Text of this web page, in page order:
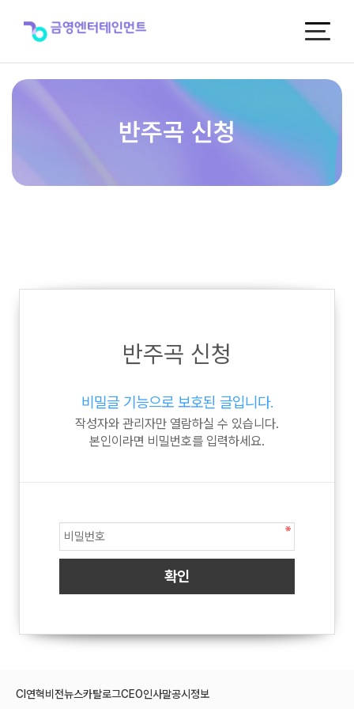
반주곡 신청
반주곡 신청
비밀글 기능으로 보호된 글입니다.
작성자와 관리자만 열람하실 수 있습니다.
본인이라면 비밀번호를 입력하세요.
CI 연혁비전뉴스카탈로그CEO인사말공시정보